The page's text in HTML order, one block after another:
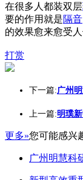
在很多人都装双层
要的作用就是隔音
的效果愈来愈受人
打赏
下一篇:广州
上一篇:明璞
更多»您可能感兴
广州明慧科